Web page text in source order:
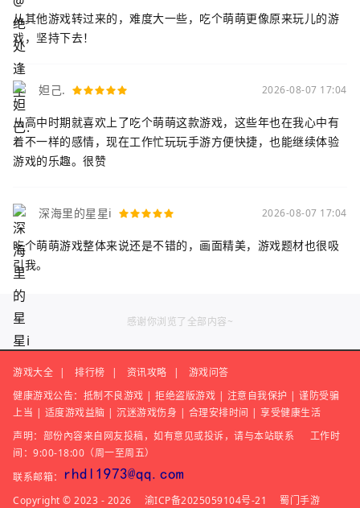
从其他游戏转过来的，难度大一些，吃个萌萌更像原来玩儿的游
戏，坚持下去！
妲己. 2026-08-07 17:04
从高中时期就喜欢上了吃个萌萌这款游戏，这些年也在我心中有
着不一样的感情，现在工作忙玩玩手游方便快捷，也能继续体验
游戏的乐趣。很赞
深海里的星星i 2026-08-07 17:04
吃个萌萌游戏整体来说还是不错的，画面精美，游戏题材也很吸
引我。
感谢你浏览了全部内容~
游戏大全 | 排行榜 | 资讯攻略 |
游戏问答
健康游戏公告：抵制不良游戏 | 拒绝盗版游戏 | 注意自我保护 | 谨防受骗
上当 | 适度游戏益脑 | 沉迷游戏伤身 | 合理安排时间 | 享受健康生活
声明：部份內容来自网友投稿，如有意见或投诉，请与本站联系
工作时
间：9:00-18:00（周一至周五）
联系邮箱：
Copyright © 2023 - 2026
渝ICP备2025059104号-21 蜀门手游